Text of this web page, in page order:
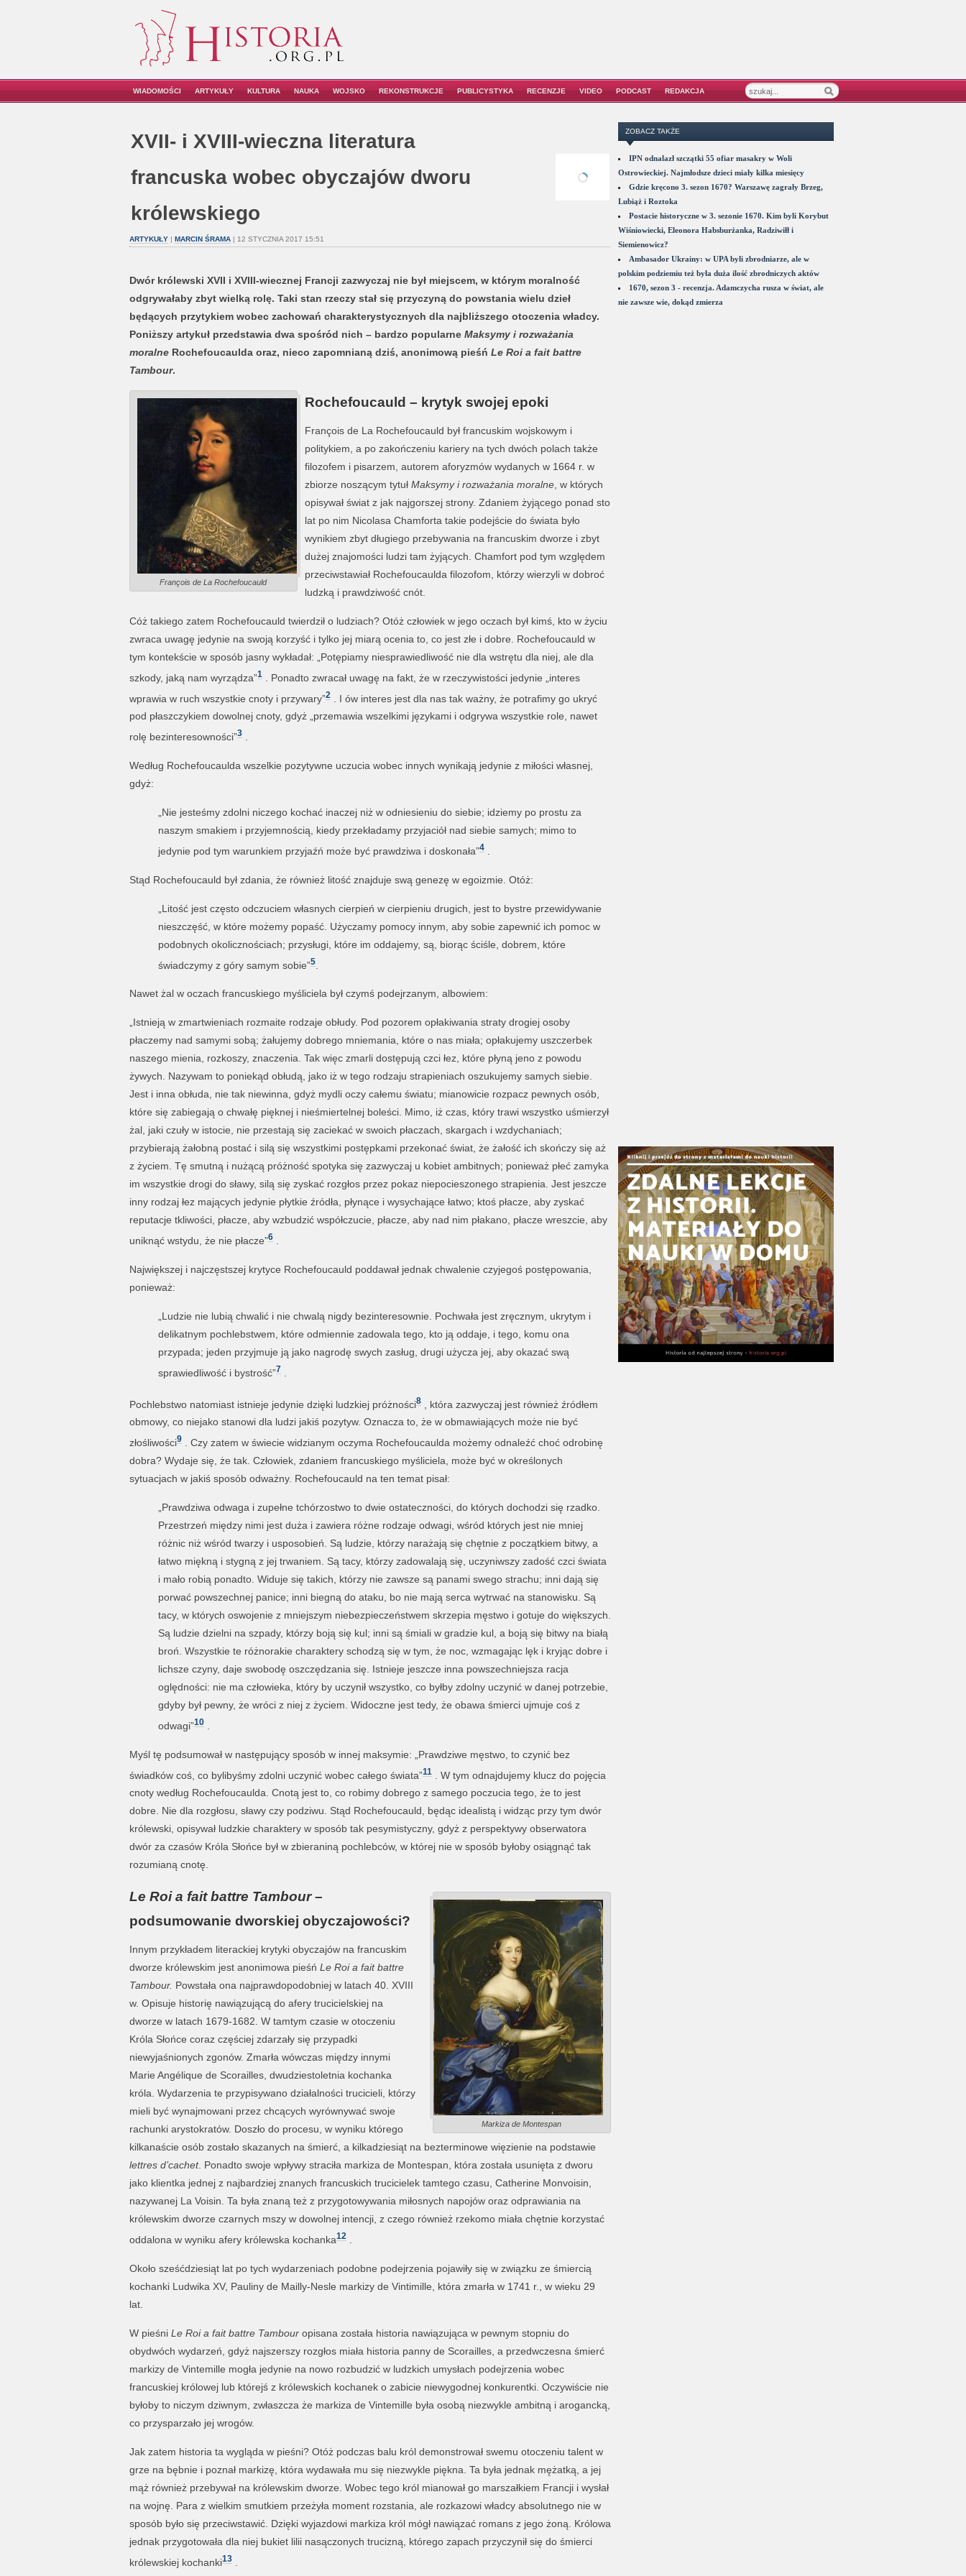
WIADOMOŚCI ARTYKUŁY KULTURA NAUKA WOJSKO REKONSTRUKCJE PUBLICYSTYKA RECENZJE VIDEO PODCAST REDAKCJA
XVII- i XVIII-wieczna literatura
francuska wobec obyczajów dworu
królewskiego
ARTYKUŁY| MARCIN ŚRAMA| 12 STYCZNIA 2017 15:51
Dwór królewski XVII i XVIII-wiecznej Francji zazwyczaj nie był miejscem, w którym moralność
odgrywałaby zbyt wielką rolę. Taki stan rzeczy stał się przyczyną do powstania wielu dzieł
będących przytykiem wobec zachowań charakterystycznych dla najbliższego otoczenia władcy.
Poniższy artykuł przedstawia dwa spośród nich – bardzo popularne Maksymy i rozważania
moralneRochefoucaulda oraz, nieco zapomnianą dziś, anonimową pieśń Le Roi a fait battre
Tambour.
François de La Rochefoucauld
Rochefoucauld – krytyk swojej epoki
François de La Rochefoucauld był francuskim wojskowym i
politykiem, a po zakończeniu kariery na tych dwóch polach także
filozofem i pisarzem, autorem aforyzmów wydanych w 1664 r. w
zbiorze noszącym tytuł Maksymy i rozważania moralne, w których
opisywał świat z jak najgorszej strony. Zdaniem żyjącego ponad sto
lat po nim Nicolasa Chamforta takie podejście do świata było
wynikiem zbyt długiego przebywania na francuskim dworze i zbyt
dużej znajomości ludzi tam żyjących. Chamfort pod tym względem
przeciwstawiał Rochefoucaulda filozofom, którzy wierzyli w dobroć
ludzką i prawdziwość cnót.
Cóż takiego zatem Rochefoucauld twierdził o ludziach? Otóż człowiek w jego oczach był kimś, kto w życiu
zwraca uwagę jedynie na swoją korzyść i tylko jej miarą ocenia to, co jest złe i dobre. Rochefoucauld w
tym kontekście w sposób jasny wykładał: „Potępiamy niesprawiedliwość nie dla wstrętu dla niej, ale dla
szkody, jaką nam wyrządza”1. Ponadto zwracał uwagę na fakt, że w rzeczywistości jedynie „interes
wprawia w ruch wszystkie cnoty i przywary”2. I ów interes jest dla nas tak ważny, że potrafimy go ukryć
pod płaszczykiem dowolnej cnoty, gdyż „przemawia wszelkimi językami i odgrywa wszystkie role, nawet
rolę bezinteresowności”3.
Według Rochefoucaulda wszelkie pozytywne uczucia wobec innych wynikają jedynie z miłości własnej,
gdyż:
„Nie jesteśmy zdolni niczego kochać inaczej niż w odniesieniu do siebie; idziemy po prostu za
naszym smakiem i przyjemnością, kiedy przekładamy przyjaciół nad siebie samych; mimo to
jedynie pod tym warunkiem przyjaźń może być prawdziwa i doskonała”4.
Stąd Rochefoucauld był zdania, że również litość znajduje swą genezę w egoizmie. Otóż:
„Litość jest często odczuciem własnych cierpień w cierpieniu drugich, jest to bystre przewidywanie
nieszczęść, w które możemy popaść. Użyczamy pomocy innym, aby sobie zapewnić ich pomoc w
podobnych okolicznościach; przysługi, które im oddajemy, są, biorąc ściśle, dobrem, które
świadczymy z góry samym sobie”5.
Nawet żal w oczach francuskiego myśliciela był czymś podejrzanym, albowiem:
„Istnieją w zmartwieniach rozmaite rodzaje obłudy. Pod pozorem opłakiwania straty drogiej osoby
płaczemy nad samymi sobą; żałujemy dobrego mniemania, które o nas miała; opłakujemy uszczerbek
naszego mienia, rozkoszy, znaczenia. Tak więc zmarli dostępują czci łez, które płyną jeno z powodu
żywych. Nazywam to poniekąd obłudą, jako iż w tego rodzaju strapieniach oszukujemy samych siebie.
Jest i inna obłuda, nie tak niewinna, gdyż mydli oczy całemu światu; mianowicie rozpacz pewnych osób,
które się zabiegają o chwałę pięknej i nieśmiertelnej boleści. Mimo, iż czas, który trawi wszystko uśmierzył
żal, jaki czuły w istocie, nie przestają się zaciekać w swoich płaczach, skargach i wzdychaniach;
przybierają żałobną postać i silą się wszystkimi postępkami przekonać świat, że żałość ich skończy się aż
z życiem. Tę smutną i nużącą próżność spotyka się zazwyczaj u kobiet ambitnych; ponieważ płeć zamyka
im wszystkie drogi do sławy, silą się zyskać rozgłos przez pokaz niepocieszonego strapienia. Jest jeszcze
inny rodzaj łez mających jedynie płytkie źródła, płynące i wysychające łatwo; ktoś płacze, aby zyskać
reputacje tkliwości, płacze, aby wzbudzić współczucie, płacze, aby nad nim płakano, płacze wreszcie, aby
uniknąć wstydu, że nie płacze”6.
Największej i najczęstszej krytyce Rochefoucauld poddawał jednak chwalenie czyjegoś postępowania,
ponieważ:
„Ludzie nie lubią chwalić i nie chwalą nigdy bezinteresownie. Pochwała jest zręcznym, ukrytym i
delikatnym pochlebstwem, które odmiennie zadowala tego, kto ją oddaje, i tego, komu ona
przypada; jeden przyjmuje ją jako nagrodę swych zasług, drugi użycza jej, aby okazać swą
sprawiedliwość i bystrość”7.
Pochlebstwo natomiast istnieje jedynie dzięki ludzkiej próżności8, która zazwyczaj jest również źródłem
obmowy, co niejako stanowi dla ludzi jakiś pozytyw. Oznacza to, że w obmawiających może nie być
złośliwości9. Czy zatem w świecie widzianym oczyma Rochefoucaulda możemy odnaleźć choć odrobinę
dobra? Wydaje się, że tak. Człowiek, zdaniem francuskiego myśliciela, może być w określonych
sytuacjach w jakiś sposób odważny. Rochefoucauld na ten temat pisał:
„Prawdziwa odwaga i zupełne tchórzostwo to dwie ostateczności, do których dochodzi się rzadko.
Przestrzeń między nimi jest duża i zawiera różne rodzaje odwagi, wśród których jest nie mniej
różnic niż wśród twarzy i usposobień. Są ludzie, którzy narażają się chętnie z początkiem bitwy, a
łatwo miękną i stygną z jej trwaniem. Są tacy, którzy zadowalają się, uczyniwszy zadość czci świata
i mało robią ponadto. Widuje się takich, którzy nie zawsze są panami swego strachu; inni dają się
porwać powszechnej panice; inni biegną do ataku, bo nie mają serca wytrwać na stanowisku. Są
tacy, w których oswojenie z mniejszym niebezpieczeństwem skrzepia męstwo i gotuje do większych.
Są ludzie dzielni na szpady, którzy boją się kul; inni są śmiali w gradzie kul, a boją się bitwy na białą
broń. Wszystkie te różnorakie charaktery schodzą się w tym, że noc, wzmagając lęk i kryjąc dobre i
lichsze czyny, daje swobodę oszczędzania się. Istnieje jeszcze inna powszechniejsza racja
oględności: nie ma człowieka, który by uczynił wszystko, co byłby zdolny uczynić w danej potrzebie,
gdyby był pewny, że wróci z niej z życiem. Widoczne jest tedy, że obawa śmierci ujmuje coś z
odwagi”10.
Myśl tę podsumował w następujący sposób w innej maksymie: „Prawdziwe męstwo, to czynić bez
świadków coś, co bylibyśmy zdolni uczynić wobec całego świata”11. W tym odnajdujemy klucz do pojęcia
cnoty według Rochefoucaulda. Cnotą jest to, co robimy dobrego z samego poczucia tego, że to jest
dobre. Nie dla rozgłosu, sławy czy podziwu. Stąd Rochefoucauld, będąc idealistą i widząc przy tym dwór
królewski, opisywał ludzkie charaktery w sposób tak pesymistyczny, gdyż z perspektywy obserwatora
dwór za czasów Króla Słońce był w zbieraniną pochlebców, w której nie w sposób byłoby osiągnąć tak
rozumianą cnotę.
Markiza de Montespan
Le Roi a fait battre Tambour–
podsumowanie dworskiej obyczajowości?
Innym przykładem literackiej krytyki obyczajów na francuskim
dworze królewskim jest anonimowa pieśń Le Roi a fait battre
Tambour. Powstała ona najprawdopodobniej w latach 40. XVIII
w. Opisuje historię nawiązującą do afery trucicielskiej na
dworze w latach 1679-1682. W tamtym czasie w otoczeniu
Króla Słońce coraz częściej zdarzały się przypadki
niewyjaśnionych zgonów. Zmarła wówczas między innymi
Marie Angélique de Scorailles, dwudziestoletnia kochanka
króla. Wydarzenia te przypisywano działalności trucicieli, którzy
mieli być wynajmowani przez chcących wyrównywać swoje
rachunki arystokratów. Doszło do procesu, w wyniku którego
kilkanaście osób zostało skazanych na śmierć, a kilkadziesiąt na bezterminowe więzienie na podstawie
lettres d’cachet. Ponadto swoje wpływy straciła markiza de Montespan, która została usunięta z dworu
jako klientka jednej z najbardziej znanych francuskich trucicielek tamtego czasu, Catherine Monvoisin,
nazywanej La Voisin. Ta była znaną też z przygotowywania miłosnych napojów oraz odprawiania na
królewskim dworze czarnych mszy w dowolnej intencji, z czego również rzekomo miała chętnie korzystać
oddalona w wyniku afery królewska kochanka12.
Około sześćdziesiąt lat po tych wydarzeniach podobne podejrzenia pojawiły się w związku ze śmiercią
kochanki Ludwika XV, Pauliny de Mailly-Nesle markizy de Vintimille, która zmarła w 1741 r., w wieku 29
lat.
W pieśni Le Roi a fait battre Tambour opisana została historia nawiązująca w pewnym stopniu do
obydwóch wydarzeń, gdyż najszerszy rozgłos miała historia panny de Scorailles, a przedwczesna śmierć
markizy de Vintemille mogła jedynie na nowo rozbudzić w ludzkich umysłach podejrzenia wobec
francuskiej królowej lub którejś z królewskich kochanek o zabicie niewygodnej konkurentki. Oczywiście nie
byłoby to niczym dziwnym, zwłaszcza że markiza de Vintemille była osobą niezwykle ambitną i arogancką,
co przysparzało jej wrogów.
Jak zatem historia ta wygląda w pieśni? Otóż podczas balu król demonstrował swemu otoczeniu talent w
grze na bębnie i poznał markizę, która wydawała mu się niezwykle piękna. Ta była jednak mężatką, a jej
mąż również przebywał na królewskim dworze. Wobec tego król mianował go marszałkiem Francji i wysłał
na wojnę. Para z wielkim smutkiem przeżyła moment rozstania, ale rozkazowi władcy absolutnego nie w
sposób było się przeciwstawić. Dzięki wyjazdowi markiza król mógł nawiązać romans z jego żoną. Królowa
jednak przygotowała dla niej bukiet lilii nasączonych trucizną, którego zapach przyczynił się do śmierci
królewskiej kochanki13.
ZOBACZ TAKŻE
IPN odnalazł szczątki 55 ofiar masakry w Woli
Ostrowieckiej. Najmłodsze dzieci miały kilka miesięcy
Gdzie kręcono 3. sezon 1670? Warszawę zagrały Brzeg,
Lubiąż i Roztoka
Postacie historyczne w 3. sezonie 1670. Kim byli Korybut
Wiśniowiecki, Eleonora Habsburżanka, Radziwiłł i
Siemienowicz?
Ambasador Ukrainy: w UPA byli zbrodniarze, ale w
polskim podziemiu też była duża ilość zbrodniczych aktów
1670, sezon 3 - recenzja. Adamczycha rusza w świat, ale
nie zawsze wie, dokąd zmierza